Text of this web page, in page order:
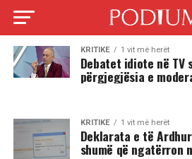
KRITIKE 1 vit më herët
Debatet idiote në TV
përgjegjësia e
KRITIKE 1 vit më herët
Deklarata e të
shumë që ngatërron